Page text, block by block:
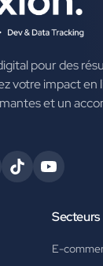
pour des
votre impact en
et un
Secteurs
E-